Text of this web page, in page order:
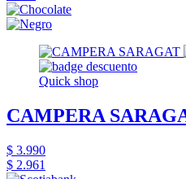
Quick shop
CAMPERA
$ 3.990
$ 2.961